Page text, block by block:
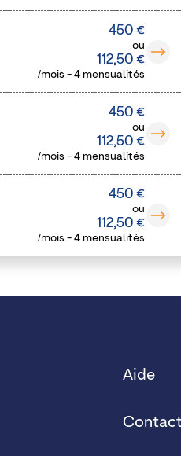
450 €
ou
112,50 €
/mois - 4 mensualités
450 €
ou
112,50 €
/mois - 4 mensualités
450 €
ou
112,50 €
/mois - 4 mensualités
Aide